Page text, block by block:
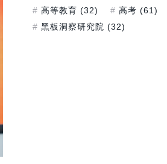
高等教育 (32) 高考 (61)
黑板洞察研究院 (32)